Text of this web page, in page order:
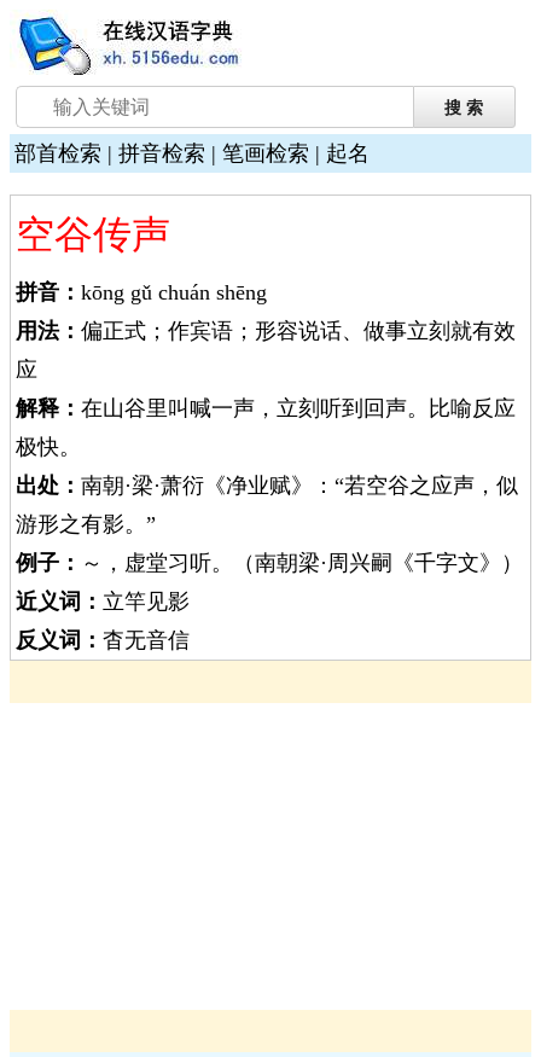
部首检索 | 拼音检索 | 笔画检索 | 起名
空谷传声
拼音： kōng gǔ chuán shēng
用法： 偏正式；作宾语；形容说话、做事立刻就有效
应
解释： 在山谷里叫喊一声，立刻听到回声。比喻反应
极快。
出处： 南朝·梁·萧衍《净业赋》：“若空谷之应声，似
游形之有影。”
例子： ～，虚堂习听。（南朝梁·周兴嗣《千字文》）
近义词： 立竿见影
反义词： 杳无音信